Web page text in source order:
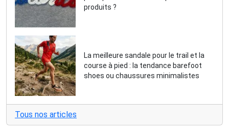
produits ?
La meilleure sandale pour le trail et la
course à pied : la tendance barefoot
shoes ou chaussures minimalistes
Tous nos articles